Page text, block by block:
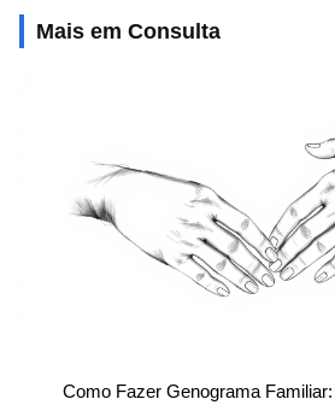
Mais em Consulta
Como Fazer Genograma